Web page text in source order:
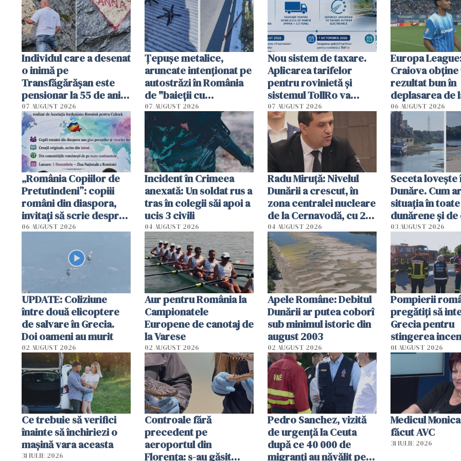
Individul care a desenat
o inimă pe
Transfăgărășan este
pensionar la 55 de ani.
Poliția l-a identificat
07 AUGUST 2026
Țepușe metalice,
aruncate intenționat pe
autostrăzi în România
de "baieții cu
platforme": "Mi-au
cerut 1200 lei să mă
tracteze"
07 AUGUST 2026
Nou sistem de taxare.
Aplicarea tarifelor
pentru rovinietă şi
sistemul TollRo va
începe la 1 octombrie
07 AUGUST 2026
Europa
Craiova obține
rezultat bun în
deplasarea de
06 AUGUST 2026
„România Copiilor de
Pretutindeni”: copiii
români din diaspora,
invitați să scrie despre
România într-un volum
06 AUGUST 2026
Incident în Crimeea
anexată: Un soldat rus a
tras în colegii săi apoi a
ucis 3 civili
04 AUGUST 2026
Radu Miruţă: Nivelul
Dunării a crescut, în
zona centralei nucleare
de la Cernavodă, cu 2
cm faţă de ziua trecută
04 AUGUST 2026
Seceta
Dunăre. Cum
situația în
dunărene și de
România
efectele, deși a
în iulie
03 AUGUST 2026
UPDATE: Coliziune
între două elicoptere
de salvare în Grecia.
Doi oameni au murit
02 AUGUST 2026
Aur pentru România la
Campionatele
Europene de canotaj de
la Varese
02 AUGUST 2026
Apele Române: Debitul
Dunării ar putea coborî
sub minimul istoric din
august 2003
02 AUGUST 2026
Pompierii
pregătiţi să
Grecia pentru
stingerea
01 AUGUST 2026
Ce trebuie să verifici
înainte să închiriezi o
mașină vara aceasta
31 IULIE 2026
Controale fără
precedent pe
aeroportul din
Florența: s-au găsit
Pedro Sanchez, vizită
de urgență la Ceuta
după ce 40 000 de
migranți au năvălit pe
Medicul
făcut AVC
31 IULIE 2026